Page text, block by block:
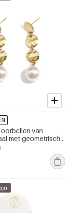
van
met geometrische
en eenvoudige
dagelijks gebruik.